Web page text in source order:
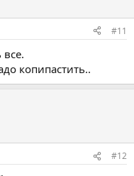
#11
копипастить..
#12